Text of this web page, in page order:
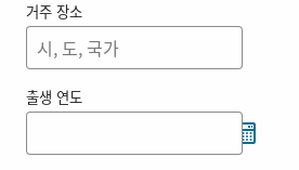
거주 장소
출생 연도